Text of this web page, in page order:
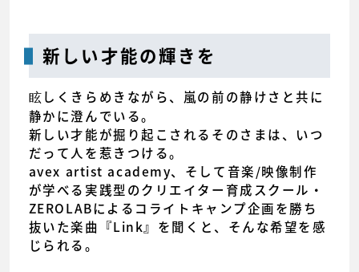
新しい才能の輝きを
眩しくきらめきながら、嵐の前の静けさと共に
静かに澄んでいる。
新しい才能が掘り起こされるそのさまは、いつ
だって人を惹きつける。
avex artist academy、そして音楽/映像制作
が学べる実践型のクリエイター育成スクール・
ZEROLABによるコライトキャンプ企画を勝ち
抜いた楽曲『Link』を聞くと、そんな希望を感
じられる。